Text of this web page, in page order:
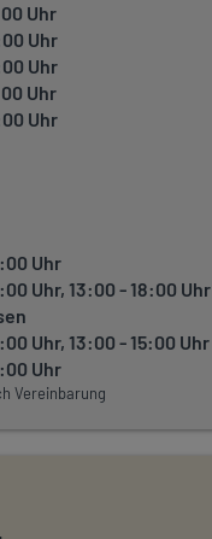
Uhr
Uhr
Uhr
Uhr
Uhr
Uhr
Uhr, 13:00 - 18:00 Uhr
Uhr, 13:00 - 15:00 Uhr
Uhr
Vereinbarung